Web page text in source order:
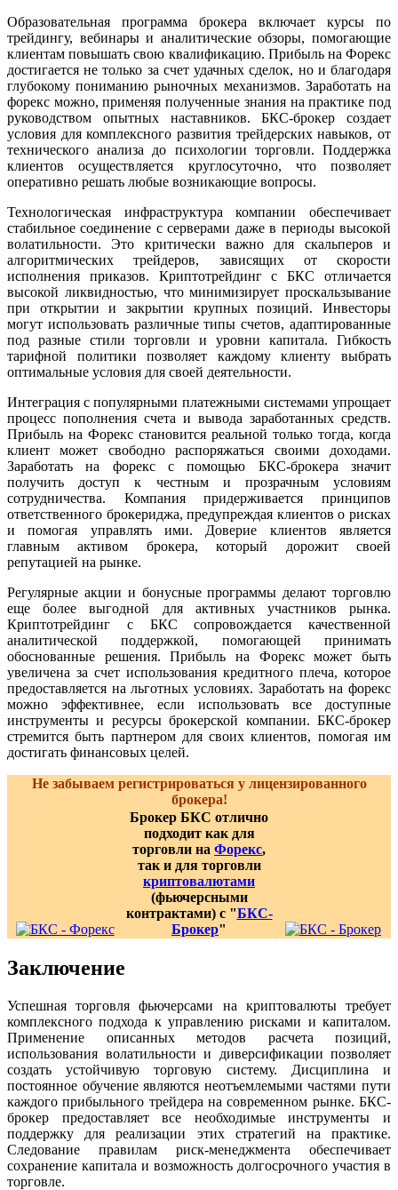
Образовательная программа брокера включает курсы по
трейдингу, вебинары и аналитические обзоры, помогающие
клиентам повышать свою квалификацию. Прибыль на Форекс
достигается не только за счет удачных сделок, но и благодаря
глубокому пониманию рыночных механизмов. Заработать на
форекс можно, применяя полученные знания на практике под
руководством опытных наставников. БКС-брокер создает
условия для комплексного развития трейдерских навыков, от
технического анализа до психологии торговли. Поддержка
клиентов осуществляется круглосуточно, что позволяет
оперативно решать любые возникающие вопросы.
Технологическая инфраструктура компании обеспечивает
стабильное соединение с серверами даже в периоды высокой
волатильности. Это критически важно для скальперов и
алгоритмических трейдеров, зависящих от скорости
исполнения приказов. Криптотрейдинг с БКС отличается
высокой ликвидностью, что минимизирует проскальзывание
при открытии и закрытии крупных позиций. Инвесторы
могут использовать различные типы счетов, адаптированные
под разные стили торговли и уровни капитала. Гибкость
тарифной политики позволяет каждому клиенту выбрать
оптимальные условия для своей деятельности.
Интеграция с популярными платежными системами упрощает
процесс пополнения счета и вывода заработанных средств.
Прибыль на Форекс становится реальной только тогда, когда
клиент может свободно распоряжаться своими доходами.
Заработать на форекс с помощью БКС-брокера значит
получить доступ к честным и прозрачным условиям
сотрудничества. Компания придерживается принципов
ответственного брокериджа, предупреждая клиентов о рисках
и помогая управлять ими. Доверие клиентов является
главным активом брокера, который дорожит своей
репутацией на рынке.
Регулярные акции и бонусные программы делают торговлю
еще более выгодной для активных участников рынка.
Криптотрейдинг с БКС сопровождается качественной
аналитической поддержкой, помогающей принимать
обоснованные решения. Прибыль на Форекс может быть
увеличена за счет использования кредитного плеча, которое
предоставляется на льготных условиях. Заработать на форекс
можно эффективнее, если использовать все доступные
инструменты и ресурсы брокерской компании. БКС-брокер
стремится быть партнером для своих клиентов, помогая им
достигать финансовых целей.
Не забываем регистрироваться у лицензированного
брокера!
Брокер БКС отлично
подходит как для
торговли на Форекс,
так и для торговли
криптовалютами
(фьючерсными
контрактами) с "БКС-
Брокер"
Заключение
Успешная торговля фьючерсами на криптовалюты требует
комплексного подхода к управлению рисками и капиталом.
Применение описанных методов расчета позиций,
использования волатильности и диверсификации позволяет
создать устойчивую торговую систему. Дисциплина и
постоянное обучение являются неотъемлемыми частями пути
каждого прибыльного трейдера на современном рынке. БКС-
брокер предоставляет все необходимые инструменты и
поддержку для реализации этих стратегий на практике.
Следование правилам риск-менеджмента обеспечивает
сохранение капитала и возможность долгосрочного участия в
торговле.